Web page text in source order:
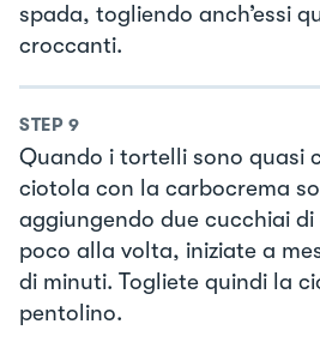
spada, togliendo anch’essi
croccanti.
STEP 9
Quando i tortelli sono quasi
ciotola con la carbocrema
aggiungendo due cucchiai
poco alla volta, iniziate a
di minuti. Togliete quindi la
pentolino.